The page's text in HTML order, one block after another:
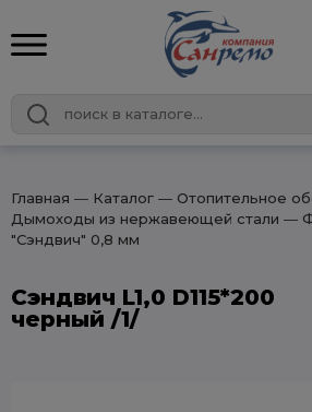
Главная ― Каталог ― Отопительное
Дымоходы из нержавеющей стали ―
"Сэндвич" 0,8 мм
Сэндвич L1,0 D115*200
черный /1/